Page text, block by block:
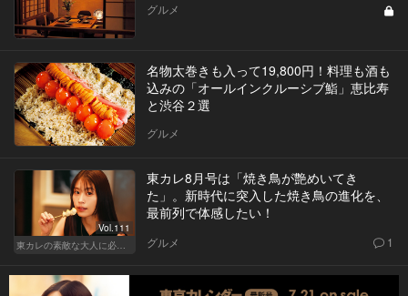
グルメ
名物太巻きも入って19,800円！料理も酒も
込みの「オールインクルーシブ鮨」恵比寿
と渋谷２選
グルメ
Vol.111
東カレ8月号は「焼き鳥が艶めいてき
た」。新時代に突入した焼き鳥の進化を、
最前列で体感したい！
グルメ 1